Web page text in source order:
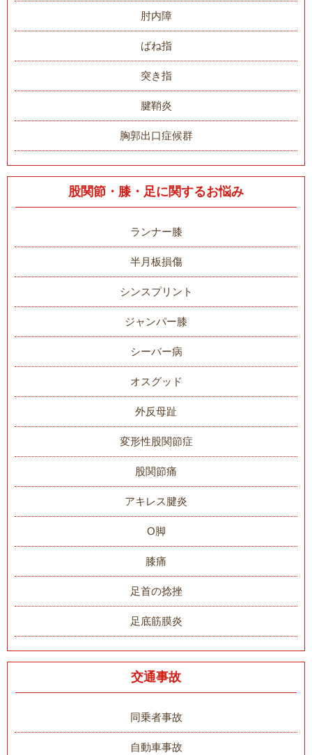
肘内障
ばね指
突き指
腱鞘炎
胸郭出口症候群
股関節・膝・足に関するお悩み
ランナー膝
半月板損傷
シンスプリント
ジャンパー膝
シーバー病
オスグッド
外反母趾
変形性股関節症
股関節痛
アキレス腱炎
O脚
膝痛
足首の捻挫
足底筋膜炎
交通事故
同乗者事故
自動車事故